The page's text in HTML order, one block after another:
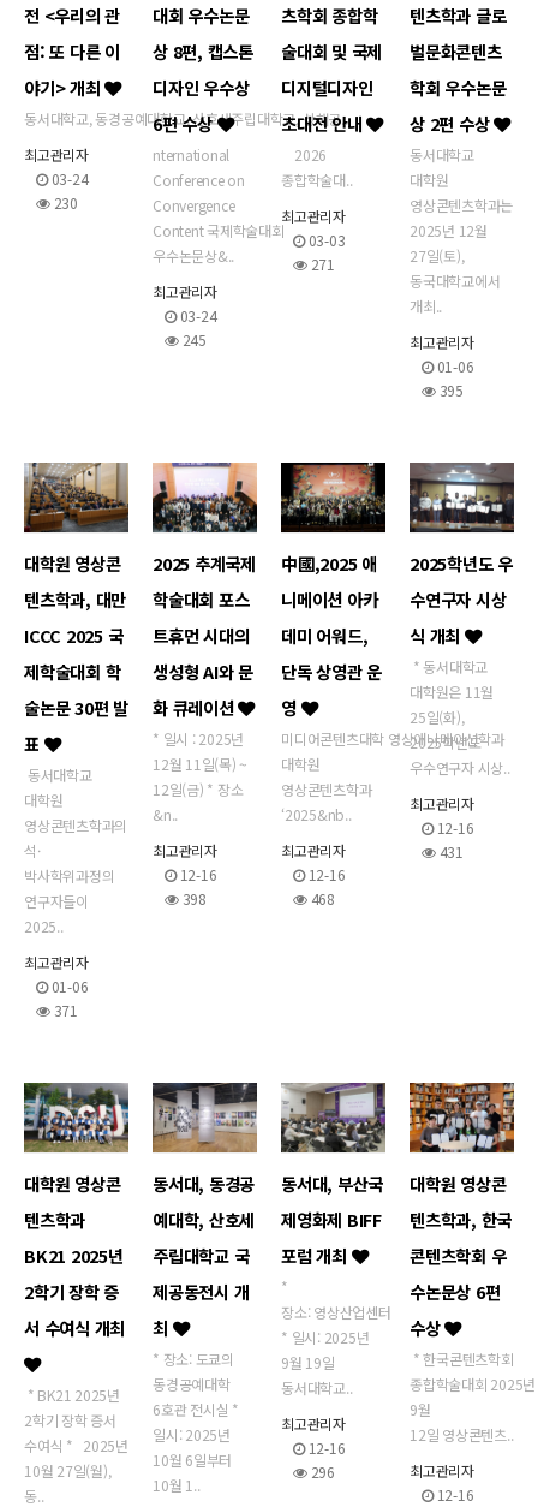
전 <우리의 관
점: 또 다른 이
야기> 개최
동서대학교, 동경공예대학교, 산호세주립대학교, 상해공..
최고관리자
03-24
230
대회 우수논문
상 8편, 캡스톤
디자인 우수상
6편 수상
nternational
Conference on
Convergence
Content 국제학술대회
우수논문상&..
최고관리자
03-24
245
츠학회 종합학
술대회 및 국제
디지털디자인
초대전 안내
2026
종합학술대..
최고관리자
03-03
271
텐츠학과 글로
벌문화콘텐츠
학회 우수논문
상 2편 수상
동서대학교
대학원
영상콘텐츠학과는
2025년 12월
27일(토),
동국대학교에서
개최..
최고관리자
01-06
395
대학원 영상콘
텐츠학과, 대만
ICCC 2025 국
제학술대회 학
술논문 30편 발
표
동서대학교
대학원
영상콘텐츠학과의
석·
박사학위과정의
연구자들이
2025..
최고관리자
01-06
371
2025 추계국제
학술대회 포스
트휴먼 시대의
생성형 AI와 문
화 큐레이션
* 일시 : 2025년
12월 11일(목) ~
12일(금) * 장소
&n..
최고관리자
12-16
398
中國,2025 애
니메이션 아카
데미 어워드,
단독 상영관 운
영
미디어콘텐츠대학 영상애니메이션학과
대학원
영상콘텐츠학과
‘2025&nb..
최고관리자
12-16
468
2025학년도 우
수연구자 시상
식 개최
* 동서대학교
대학원은 11월
25일(화),
2025학년도
우수연구자 시상..
최고관리자
12-16
431
대학원 영상콘
텐츠학과
BK21 2025년
2학기 장학 증
서 수여식 개최
* BK21 2025년
2학기 장학 증서
수여식 * 2025년
10월 27일(월),
동..
동서대, 동경공
예대학, 산호세
주립대학교 국
제공동전시 개
최
* 장소: 도쿄의
동경공예대학
6호관 전시실 *
일시: 2025년
10월 6일부터
10월 1..
동서대, 부산국
제영화제 BIFF
포럼 개최
*
장소: 영상산업센터
* 일시: 2025년
9월 19일
동서대학교..
최고관리자
12-16
296
대학원 영상콘
텐츠학과, 한국
콘텐츠학회 우
수논문상 6편
수상
* 한국콘텐츠학회
종합학술대회 2025년
9월
12일 영상콘텐츠..
최고관리자
12-16